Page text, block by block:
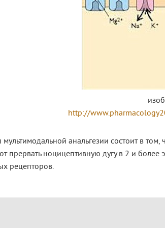
http://
анальгезии состоит в
прервать ноцицептивную дугу в 2 и
рецепторов.